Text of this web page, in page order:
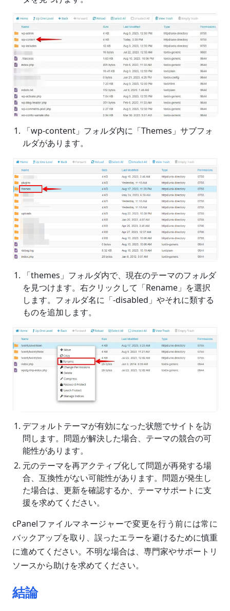
「wp-content」フォルダ内に「Themes」サブフォ
ルダがあります。
「themes」フォルダ内で、現在のテーマのフォルダ
を見つけます。右クリックして「Rename」を選択
します。フォルダ名に「-disabled」やそれに類する
ものを追加します。
デフォルトテーマが有効になった状態でサイトを訪
問します。問題が解決した場合、テーマの競合の可
能性があります。
元のテーマを再アクティブ化して問題が再発する場
合、互換性がない可能性があります。問題が発生し
た場合は、更新を確認するか、テーマサポートに支
援を求めてください。
cPanelファイルマネージャーで変更を行う前には常に
バックアップを取り、誤ったエラーを避けるために慎重
に進めてください。不明な場合は、専門家やサポートリ
ソースから助けを求めてください。
結論